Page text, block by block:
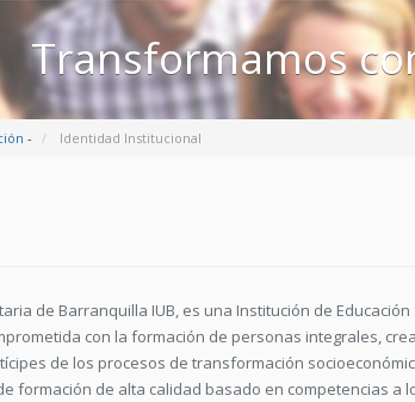
Transformamos
- Identidad Institucional
de Barranquilla IUB, es una Institución de
con la formación de personas integrales,
de los procesos de transformación
formación de alta calidad basado en competencias a